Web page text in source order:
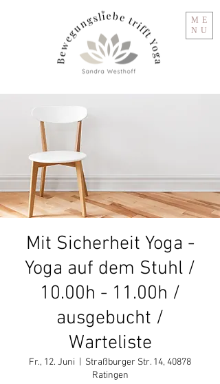
ME
NU
Mit Sicherheit Yoga -
Yoga auf dem Stuhl /
10.00h - 11.00h /
ausgebucht /
Warteliste
Fr., 12. Juni
Straßburger Str. 14, 40878
Ratingen